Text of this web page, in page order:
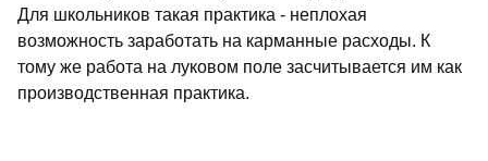
Для школьников такая практика - неплохая
возможность заработать на карманные расходы. К
тому же работа на луковом поле засчитывается им как
производственная практика.